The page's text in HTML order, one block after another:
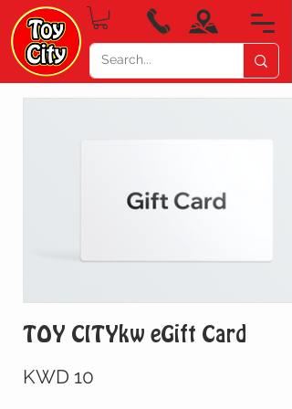
TOY CITYkw eGift Card
KWD 10